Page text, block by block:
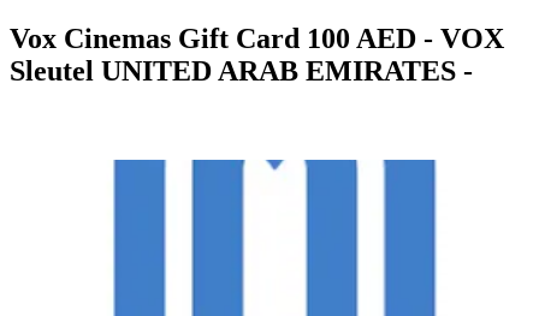
Vox Cinemas Gift Card 100 AED - VOX
Sleutel UNITED ARAB EMIRATES -